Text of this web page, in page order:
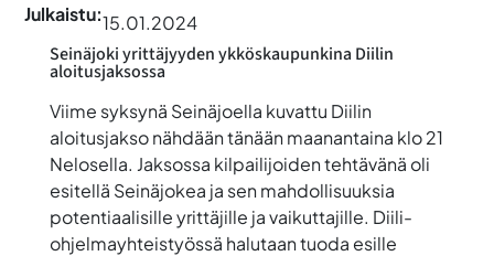
Julkaistu:15.01.2024
Seinäjoki yrittäjyyden ykköskaupunkina Diilin
aloitusjaksossa
Viime syksynä Seinäjoella kuvattu Diilin
aloitusjakso nähdään tänään maanantaina klo 21
Nelosella. Jaksossa kilpailijoiden tehtävänä oli
esitellä Seinäjokea ja sen mahdollisuuksia
potentiaalisille yrittäjille ja vaikuttajille. Diili-
ohjelmayhteistyössä halutaan tuoda esille